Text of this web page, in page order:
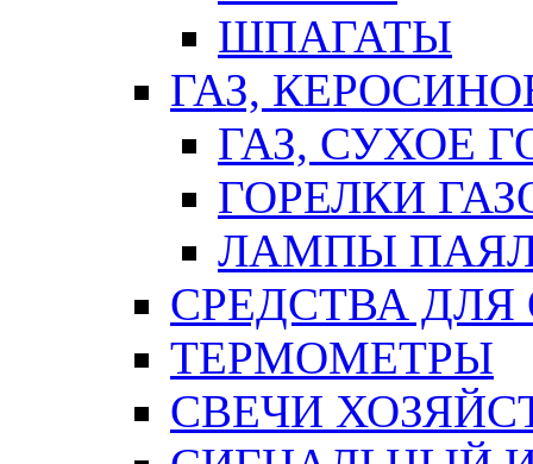
ШПАГАТЫ
ГАЗ,
ГАЗ, СУХОЕ
ГОРЕЛКИ
ЛАМПЫ
СРЕДСТВА
ТЕРМОМЕТРЫ
СВЕЧИ